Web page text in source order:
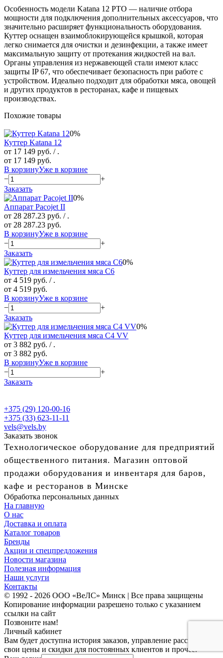
Особенность модели Katana 12 PTO — наличие отбора
мощности для подключения дополнительных аксессуаров, что
значительно расширяет функциональность оборудования.
Куттер оснащен взаимоблокирующейся крышкой, которая
легко снимается для очистки и дезинфекции, а также имеет
максимальную защиту от протекания жидкостей на вал.
Органы управления из нержавеющей стали имеют класс
защиты IP 67, что обеспечивает безопасность при работе с
устройством. Идеально подходит для обработки мяса, овощей
и других продуктов в ресторанах, кафе и пищевых
производствах.
Похожие товары
0%
Куттер Katana 12
от 17 149 руб. / .
от 17 149 руб.
В корзинуУже в корзине
−
+
Заказать
0%
Аппарат Pacojet II
от 28 287.23 руб. / .
от 28 287.23 руб.
В корзинуУже в корзине
−
+
Заказать
0%
Куттер для измельчения мяса C6
от 4 519 руб. / .
от 4 519 руб.
В корзинуУже в корзине
−
+
Заказать
0%
Куттер для измельчения мяса C4 VV
от 3 882 руб. / .
от 3 882 руб.
В корзинуУже в корзине
−
+
Заказать
+375 (29) 120-00-16
+375 (33) 623-11-11
vels@vels.by
Заказать звонок
Технологическое оборудование для предприятий
общественного питания. Магазин оптовой
продажи оборудования и инвентаря для баров,
кафе и ресторанов в Минске
Обработка персональных данных
На главную
О нас
Доставка и оплата
Каталог товаров
Бренды
Акции и спецпредложения
Новости магазина
Полезная информация
Наши услуги
Контакты
© 1992 - 2026 ООО «ВеЛС» Минск | Все права защищены
Копирование информации разрешено только с указанием
ссылки на сайт
Позвоните нам!
Личный кабинет
Вам будет доступна история заказов, управление рассылками,
свои цены и скидки для постоянных клиентов и прочее.